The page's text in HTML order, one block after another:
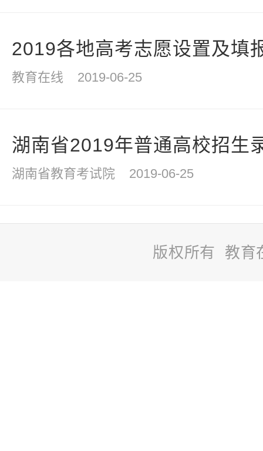
2019各地高考志愿设置及填
教育在线 2019-06-25
湖南省2019年普通高校招生
湖南省教育考试院 2019-06-25
版权所有 教育